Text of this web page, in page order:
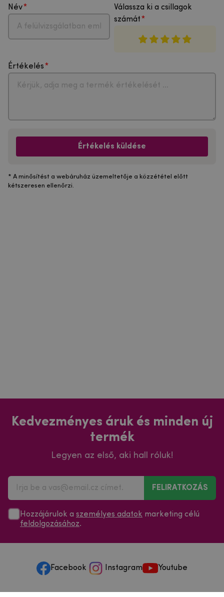
Név
Válassza ki a csillagok
számát
Értékelés
Értékelés küldése
* A minősítést a webáruház üzemeltetője a közzététel előtt
kétszeresen ellenőrzi.
Kedvezményes áruk és minden új
termék
Legyen az első, aki hall róluk!
FELIRATKOZÁS
Hozzájárulok a személyes adatok marketing célú
feldolgozásához.
Facebook Instagram Youtube